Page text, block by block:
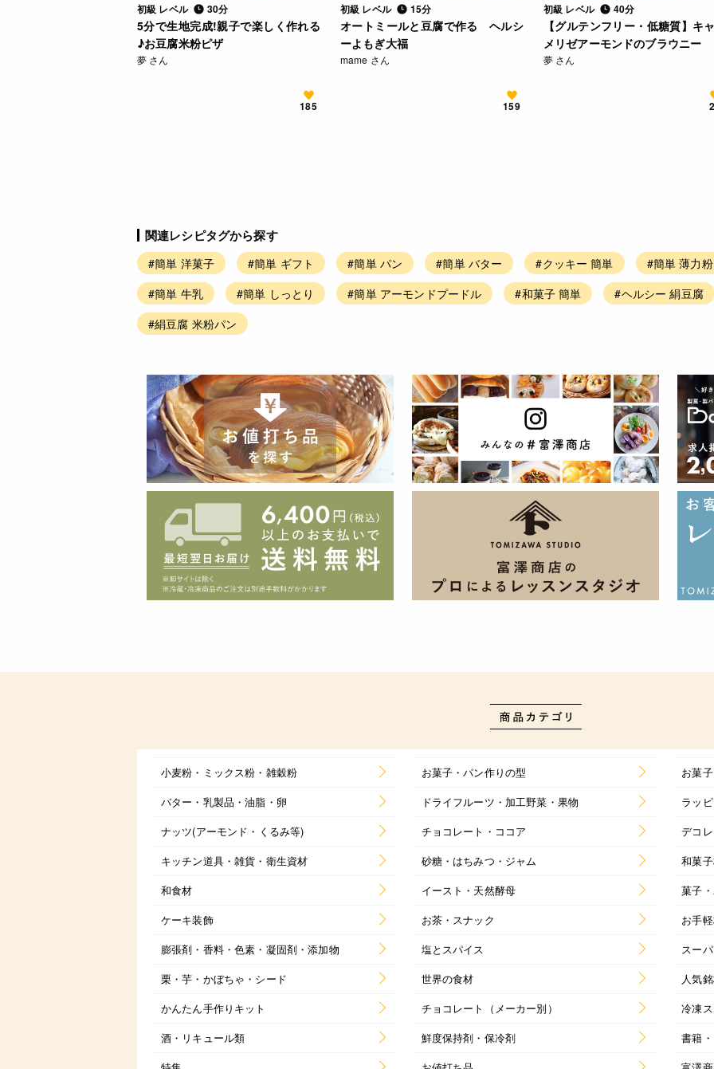
初級 レベル 30分
5分で生地完成!親子で楽しく作れる
♪お豆腐米粉ピザ
夢 さん
185
初級 レベル 15分
オートミールと豆腐で作る ヘルシ
ーよもぎ大福
mame さん
159
初級 レベル 40分
【グルテンフリー・低糖質】キ
メリゼアーモンドのブラウニー
夢 さん
関連レシピタグから探す
#簡単 洋菓子 #簡単 ギフト #簡単 パン #簡単 バター #クッキー 簡単
#簡単 薄力粉
#簡単 牛乳
#簡単 しっとり #簡単 アーモンドプードル #和菓子 簡単
#ヘルシー 絹豆腐
#絹豆腐 米粉パン
小麦粉・ミックス粉・雑穀粉 お菓子・パン作りの型
お菓
バター・乳製品・油脂・卵
ドライフルーツ・加工野菜・果物
ラッ
ナッツ(アーモンド・くるみ等)
チョコレート・ココア
デコ
キッチン道具・雑貨・衛生資材
砂糖・はちみつ・ジャム
和菓
和食材
イースト・天然酵母
菓子
ケーキ装飾
お茶・スナック
お手
膨張剤・香料・色素・凝固剤・添加物
塩とスパイス
スー
栗・芋・かぼちゃ・シード
世界の食材
人気
かんたん手作りキット
チョコレート（メーカー別）
冷凍
酒・リキュール類
鮮度保持剤・保冷剤
書籍